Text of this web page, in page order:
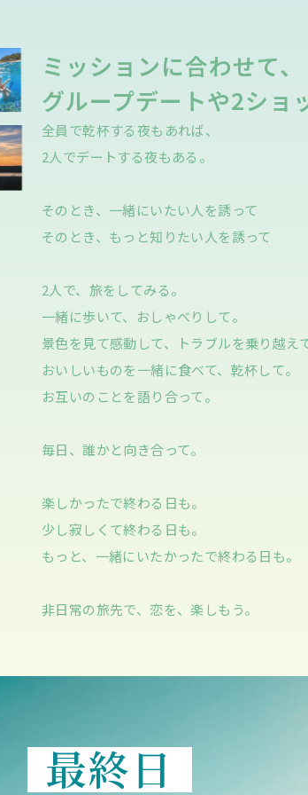
ミッションに合わせて、
グループデートや2ショ
全員で乾杯する夜もあれば、
2人でデートする夜もある。
そのとき、一緒にいたい人を誘って
そのとき、もっと知りたい人を誘って
2人で、旅をしてみる。
一緒に歩いて、おしゃべりして。
景色を見て感動して、トラブルを乗り越えて
おいしいものを一緒に食べて、乾杯して。
お互いのことを語り合って。
毎日、誰かと向き合って。
楽しかったで終わる日も。
少し寂しくて終わる日も。
もっと、一緒にいたかったで終わる日も。
非日常の旅先で、恋を、楽しもう。
最終日